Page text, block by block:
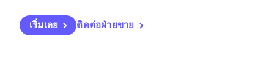
เริ่มเลย ติดต่อฝ่ายขาย
สเปน
EspañolEnglish
สโลวาเกีย